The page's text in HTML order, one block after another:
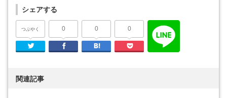
シェアする
つぶやく
Twitter
0
Facebook
0
はてなブックマーク
0
Pocket
関連記事